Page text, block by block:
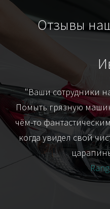
Отзывы
"Ваши сотрудники
Помыть грязную
чём-то
когда увидел свой